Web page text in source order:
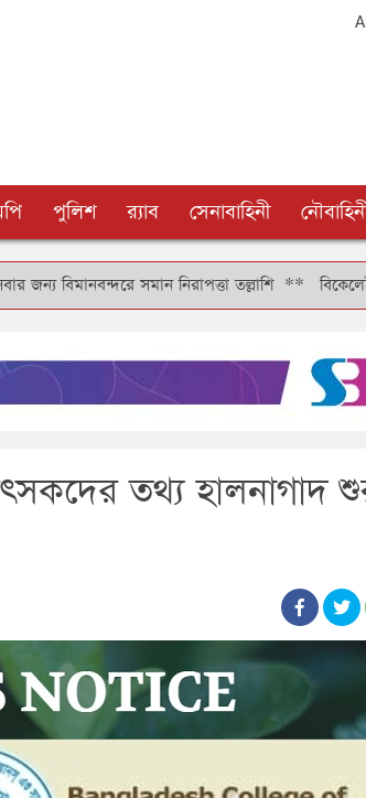
পুলিশ র‍্যাব সেনাবাহিনী
সমান নিরাপত্তা তল্লাশি**বিকেলেই শুরু গ্যাস
তথ্য